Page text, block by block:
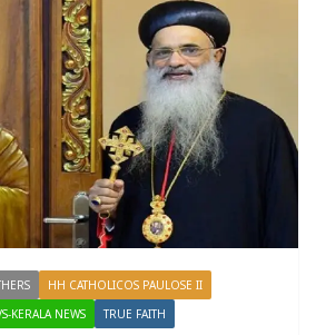
HH CATHOLICOS PAULOSE II
KERALA NEWS TRUE FAITH